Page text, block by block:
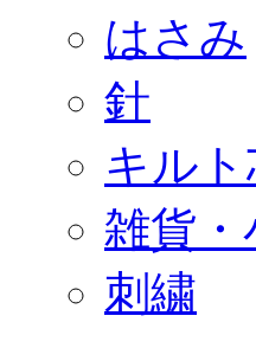
はさみ
針
キルト
雑貨・
刺繍